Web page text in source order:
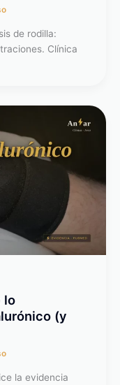
de rodilla:
Clínica
lo
(y
la evidencia